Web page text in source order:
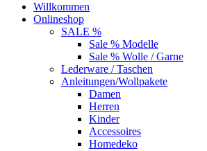
Willkommen
Onlineshop
SALE %
Sale % Modelle
Sale % Wolle / Garne
Lederware / Taschen
Anleitungen/Wollpakete
Damen
Herren
Kinder
Accessoires
Homedeko